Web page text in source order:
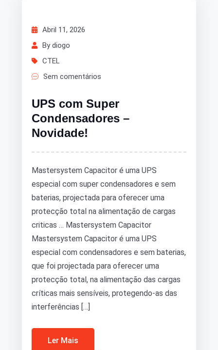
Abril 11, 2026
By diogo
CTEL
Sem comentários
UPS com Super
Condensadores –
Novidade!
Mastersystem Capacitor é uma UPS
especial com super condensadores e sem
baterias, projectada para oferecer uma
protecção total na alimentação de cargas
criticas … Mastersystem Capacitor
Mastersystem Capacitor é uma UPS
especial com condensadores e sem baterias,
que foi projectada para oferecer uma
protecção total, na alimentação das cargas
críticas mais sensíveis, protegendo-as das
interferências […]
Ler Mais